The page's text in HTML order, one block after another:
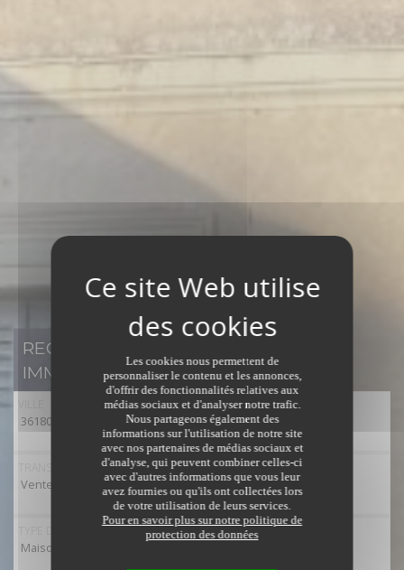
RECHERCHER UN BIEN
IMMOBILIER
36180 - Pellevoisin
Vente
Maison
Les cookies nous permettent de
personnaliser le contenu et les annonces,
d'offrir des fonctionnalités relatives aux
médias sociaux et d'analyser notre trafic.
Nous partageons également des
informations sur l'utilisation de notre site
avec nos partenaires de médias sociaux et
d'analyse, qui peuvent combiner celles-ci
avec d'autres informations que vous leur
avez fournies ou qu'ils ont collectées lors
de votre utilisation de leurs services.
Pour en savoir plus sur notre politique de
protection des données